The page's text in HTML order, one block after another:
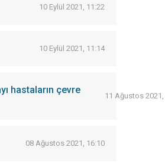
10 Eylül 2021, 11:22
10 Eylül 2021, 11:14
hastaların çevre
11 Ağustos 2021,
08 Ağustos 2021, 16:10